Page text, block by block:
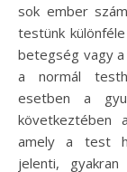
sok ember
testünk
betegség vagy a
a normál
esetben a
következtében
amely a test
jelenti,